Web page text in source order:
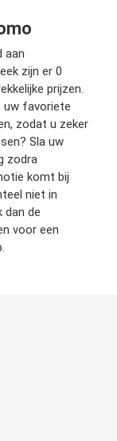
aan
zijn er 0
prijzen.
uw favoriete
zodat u zeker
Sla uw
zodra
komt bij
niet in
dan de
voor een